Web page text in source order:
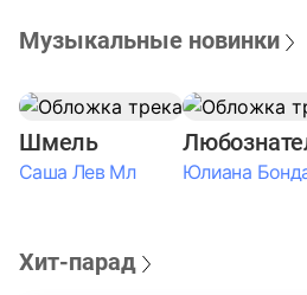
Музыкальные новинки
Шмель
Саша Лев Мл
Хит-парад